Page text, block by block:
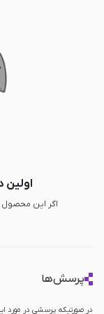
اولین
اگر این محصول
پرسش‌ها
در صورتیکه پرسشی در مورد